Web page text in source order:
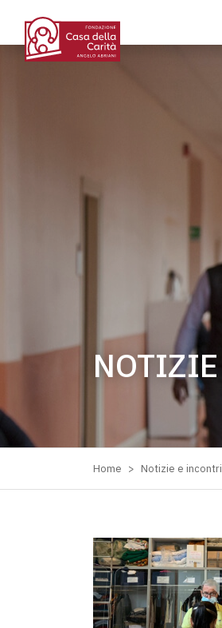
NOTIZIE
Home > Notizie e incontri